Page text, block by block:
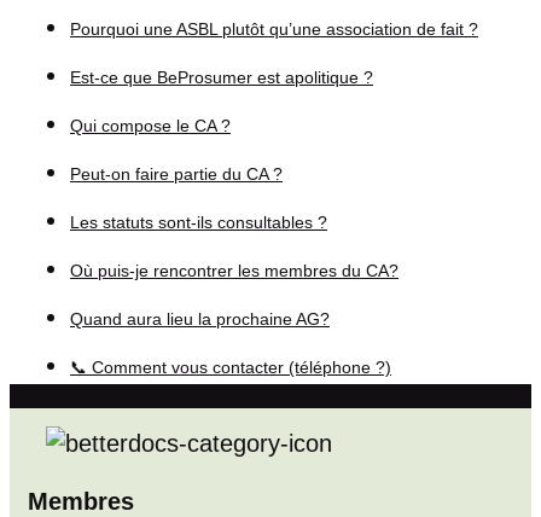
Pourquoi une ASBL plutôt qu’une association de fait ?
Est-ce que BeProsumer est apolitique ?
Qui compose le CA ?
Peut-on faire partie du CA ?
Les statuts sont-ils consultables ?
Où puis-je rencontrer les membres du CA?
Quand aura lieu la prochaine AG?
📞 Comment vous contacter (téléphone ?)
Membres